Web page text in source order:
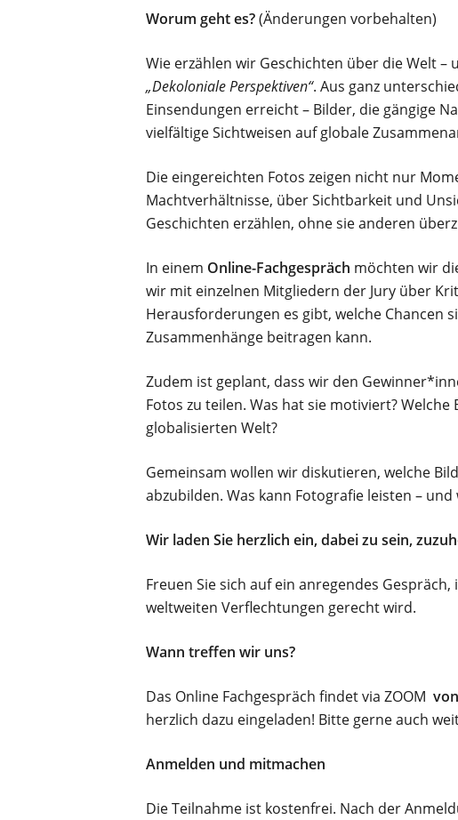
Worum geht es?(Änderungen vorbehalten)
Wie erzählen wir Geschichten über die Welt
„Dekoloniale Perspektiven“. Aus ganz
Einsendungen erreicht – Bilder, die gängige
vielfältige Sichtweisen auf globale
Die eingereichten Fotos zeigen nicht nur
Machtverhältnisse, über Sichtbarkeit und
Geschichten erzählen, ohne sie anderen
In einem Online-Fachgespräch möchten wir
wir mit einzelnen Mitgliedern der Jury über
Herausforderungen es gibt, welche Chancen
Zusammenhänge beitragen kann.
Zudem ist geplant, dass wir den
Fotos zu teilen. Was hat sie motiviert?
globalisierten Welt?
Gemeinsam wollen wir diskutieren, welche
abzubilden. Was kann Fotografie leisten –
Wir laden Sie herzlich ein, dabei zu sein,
Freuen Sie sich auf ein anregendes
weltweiten Verflechtungen gerecht wird.
Wann treffen wir uns?
Das Online Fachgespräch findet via ZOOM
herzlich dazu eingeladen! Bitte gerne auch
Anmelden und mitmachen
Die Teilnahme ist kostenfrei. Nach der